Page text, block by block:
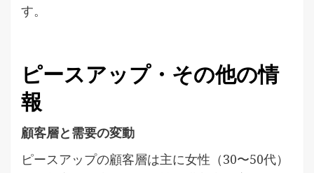
す。
ピースアップ・その他の情
報
顧客層と需要の変動
ピースアップの顧客層は主に女性（30〜50代）